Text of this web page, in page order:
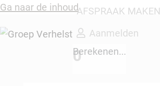
Ga naar de inhoudAFSPRAAK MAKEN
Aanmelden
0
Berekenen...